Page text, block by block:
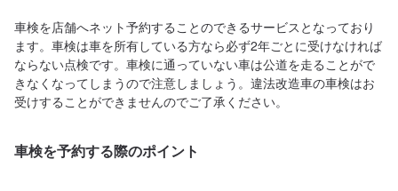
車検を店舗へネット予約することのできるサービスとなっており
ます。車検は車を所有している方なら必ず2年ごとに受けなければ
ならない点検です。車検に通っていない車は公道を走ることがで
きなくなってしまうので注意しましょう。違法改造車の車検はお
受けすることができませんのでご了承ください。
車検を予約する際のポイント